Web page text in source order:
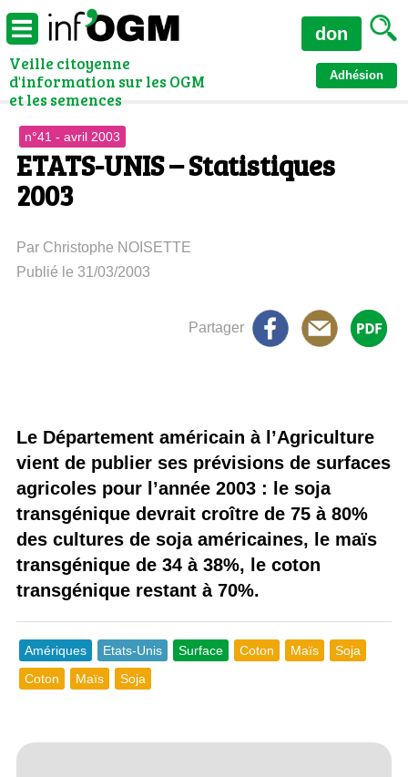
Veille citoyenne
d'information sur les OGM
et les semences
Adhésion
don
n°41 - avril 2003
ETATS-UNIS – Statistiques
2003
Par Christophe NOISETTE
Publié le 31/03/2003
Partager
Le Département américain à l’Agriculture
vient de publier ses prévisions de surfaces
agricoles pour l’année 2003 : le soja
transgénique devrait croître de 75 à 80%
des cultures de soja américaines, le maïs
transgénique de 34 à 38%, le coton
transgénique restant à 70%.
Amériques Etats-Unis Surface Coton Maïs
Soja
Coton
Maïs Soja